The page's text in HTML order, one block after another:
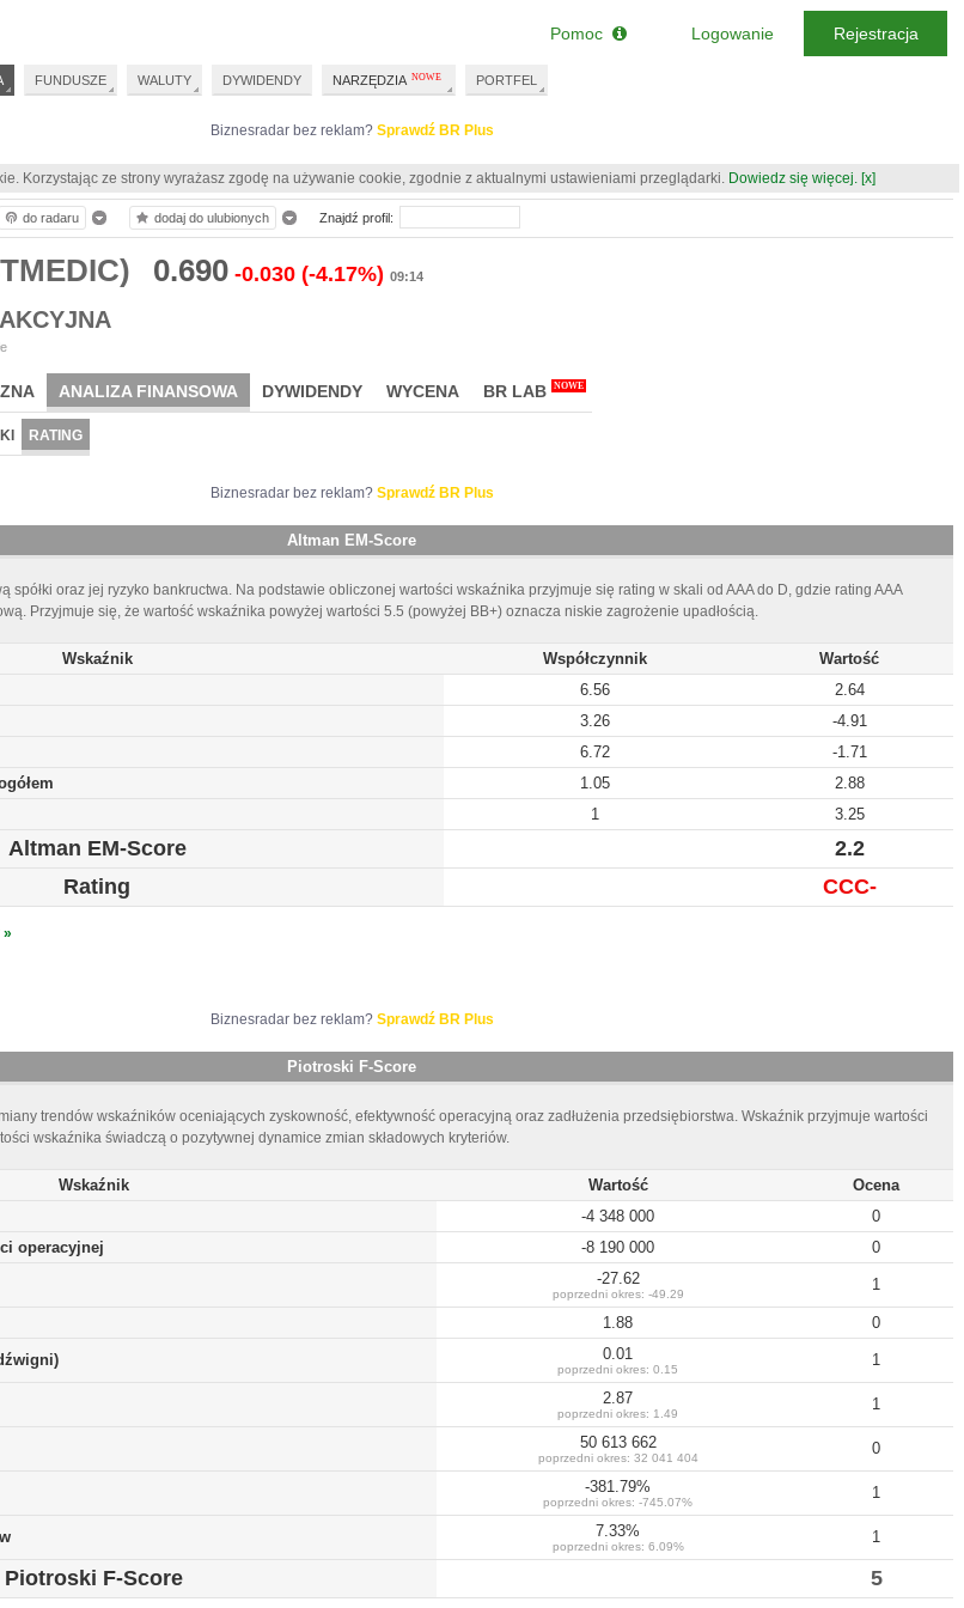
Biznesradar bez reklam? Sprawdź BR Plus
Korzystając ze strony wyrażasz zgodę na używanie cookie, zgodnie z aktualnymi ustawieniami przeglądarki. Dowiedz się więcej. [x]
0.690 -0.030 (-4.17%) 09:14
ANALIZA FINANSOWA DYWIDENDY WYCENA BR LAB NOWE
RATING
Biznesradar bez reklam? Sprawdź BR Plus
Altman EM-Score
spółki oraz jej ryzyko bankructwa. Na podstawie obliczonej wartości wskaźnika przyjmuje się rating w skali od AAA do D, gdzie rating AAA
Przyjmuje się, że wartość wskaźnika powyżej wartości 5.5 (powyżej BB+) oznacza niskie zagrożenie upadłością.
Wskaźnik Współczynnik
Wartość
6.56
2.64
3.26
-4.91
6.72
-1.71
1.05
2.88
1 3.25
Altman EM-Score
2.2
Rating
CCC-
Biznesradar bez reklam? Sprawdź BR Plus
Piotroski F-Score
trendów wskaźników oceniających zyskowność, efektywność operacyjną oraz zadłużenia przedsiębiorstwa. Wskaźnik przyjmuje wartości
wskaźnika świadczą o pozytywnej dynamice zmian składowych kryteriów.
Wskaźnik Wartość
Ocena
-4 348 000
0
operacyjnej
-8 190 000 0
-27.62
poprzedni okres: -49.29
1
1.88 0
0.01
poprzedni okres: 0.15
1
2.87
poprzedni okres: 1.49
1
50 613 662
poprzedni okres: 32 041 404
0
-381.79%
poprzedni okres: -745.07%
1
7.33%
poprzedni okres: 6.09%
1
Piotroski F-Score 5
do radaru dodaj do ulubionych Znajdź profil:
FUNDUSZE WALUTY DYWIDENDY NARZĘDZIA PORTFEL
Pomoc Logowanie Rejestracja